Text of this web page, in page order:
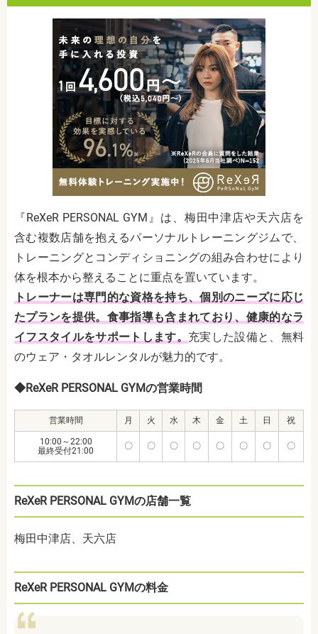
『ReXeR PERSONAL GYM』は、梅田中津店や天六店を
含む複数店舗を抱えるパーソナルトレーニングジムで、
トレーニングとコンディショニングの組み合わせにより
体を根本から整えることに重点を置いています。
トレーナーは専門的な資格を持ち、個別のニーズに応じ
たプランを提供。 食事指導も含まれており、健康的なラ
イフスタイルをサポートします。 充実した設備と、無料
のウェア・タオルレンタルが魅力的です。
◆ReXeR PERSONAL GYMの営業時間
営業時間 月 火 水 木 金 土 日 祝
10:00～22:00
最終受付21:00
〇 〇 〇 〇 〇 〇 〇 〇
ReXeR PERSONAL GYMの店舗一覧
梅田中津店、天六店
ReXeR PERSONAL GYMの料金